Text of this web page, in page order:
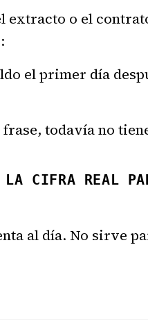
extracto o el
el primer día
todavía no
LA CIFRA REAL
al día. No sirve